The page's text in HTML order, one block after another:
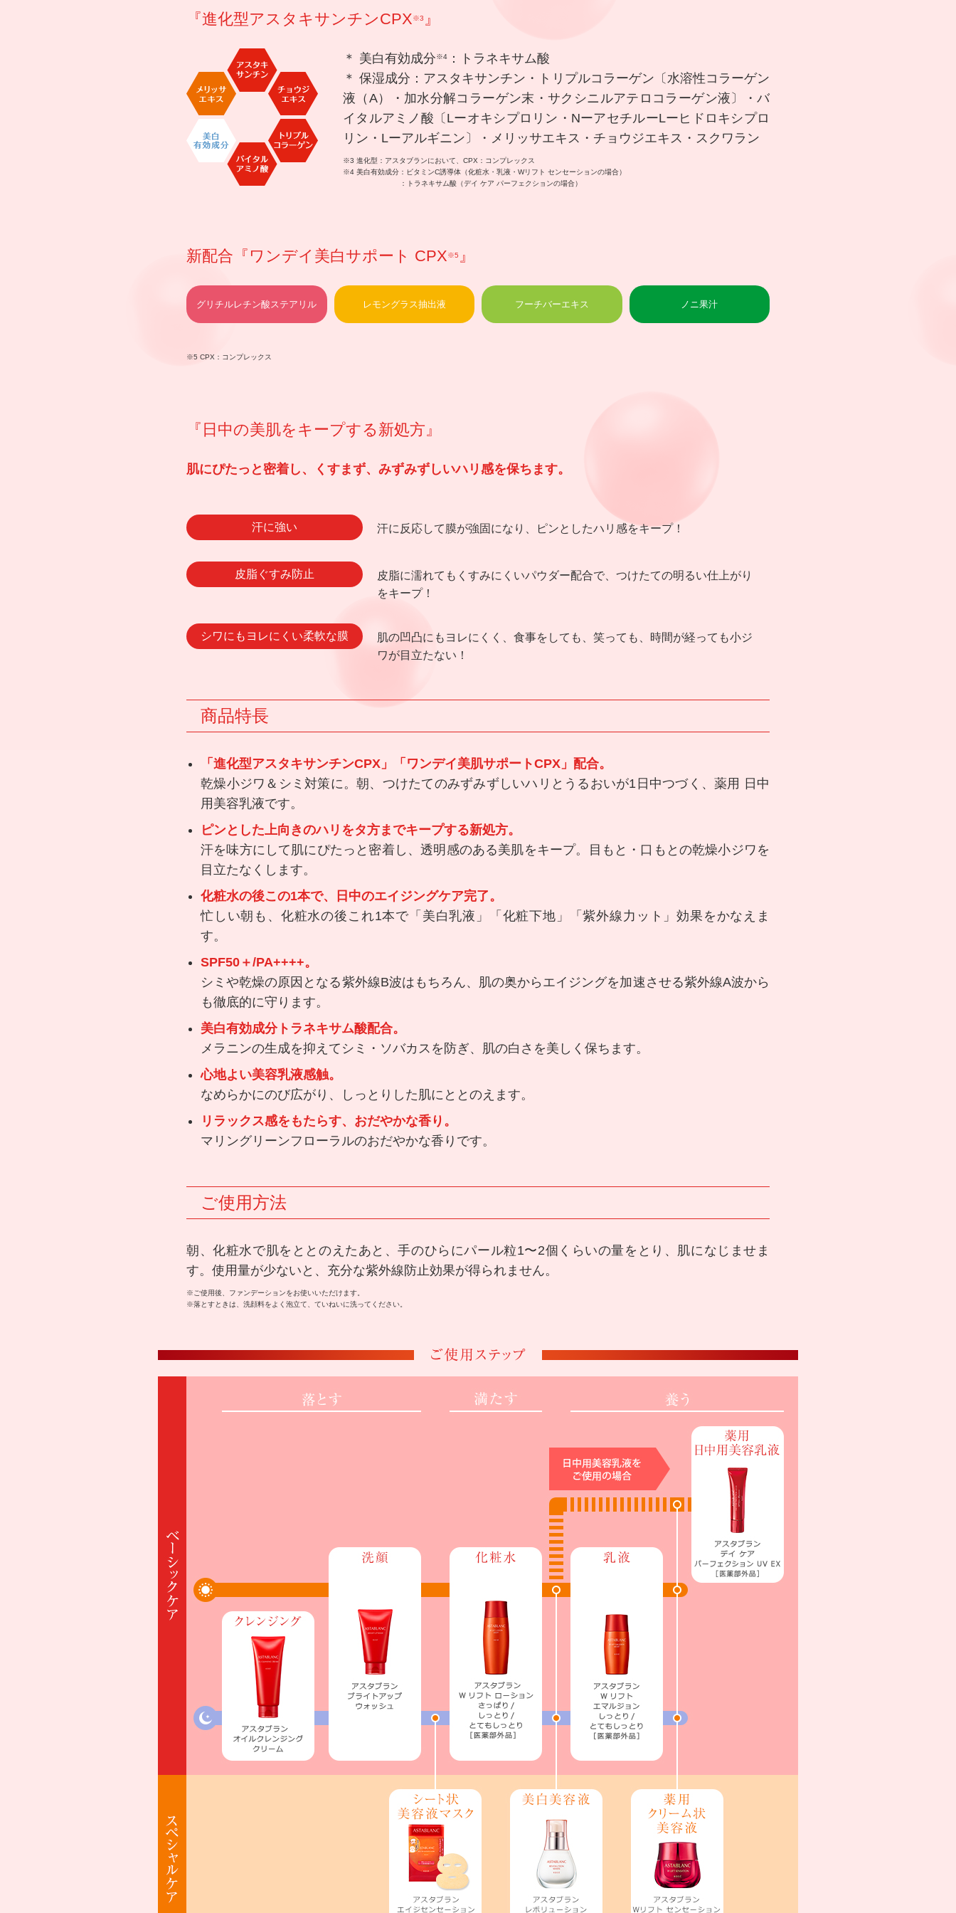
『進化型アスタキサンチンCPX※3 』
＊ 美白有効成分※4
：トラネキサム酸
＊ 保湿成分：アスタキサンチン・トリプルコラーゲン〔水溶性コラーゲン
液（A）・加水分解コラーゲン末・サクシニルアテロコラーゲン液〕・バ
イタルアミノ酸〔Lーオキシプロリン・NーアセチルーLーヒドロキシプロ
リン・Lーアルギニン〕・メリッサエキス・チョウジエキス・スクワラン
※3 進化型：アスタブランにおいて、CPX：コンプレックス
※4 美白有効成分：ビタミンC誘導体（化粧水・乳液・Wリフト センセーションの場合）
：トラネキサム酸（デイ ケア パーフェクションの場合）
新配合『ワンデイ美白サポート CPX※5 』
グリチルレチン酸ステアリル レモングラス抽出液 フーチバーエキス ノニ果汁
※5 CPX：コンプレックス
『日中の美肌をキープする新処方』
肌にぴたっと密着し、くすまず、みずみずしいハリ感を保ちます。
汗に強い 汗に反応して膜が強固になり、ピンとしたハリ感をキープ！
皮脂ぐすみ防止
皮脂に濡れてもくすみにくいパウダー配合で、つけたての明るい仕上がり
をキープ！
シワにもヨレにくい柔軟な膜
肌の凹凸にもヨレにくく、食事をしても、笑っても、時間が経っても小ジ
ワが目立たない！
商品特長
「進化型アスタキサンチンCPX」「ワンデイ美肌サポートCPX」配合。
乾燥小ジワ＆シミ対策に。朝、つけたてのみずみずしいハリとうるおいが1日中つづく、薬用 日中
用美容乳液です。
ピンとした上向きのハリをタ方までキープする新処方。
汗を味方にして肌にぴたっと密着し、透明感のある美肌をキープ。目もと・口もとの乾燥小ジワを
目立たなくします。
化粧水の後この1本で、日中のエイジングケア完了。
忙しい朝も、化粧水の後これ1本で「美白乳液」「化粧下地」「紫外線力ット」効果をかなえま
す。
SPF50＋/PA++++。
シミや乾燥の原因となる紫外線B波はもちろん、肌の奥からエイジングを加速させる紫外線A波から
も徹底的に守ります。
美白有効成分トラネキサム酸配合。
メラニンの生成を抑えてシミ・ソバカスを防ぎ、肌の白さを美しく保ちます。
心地よい美容乳液感触。
なめらかにのび広がり、しっとりした肌にととのえます。
リラックス感をもたらす、おだやかな香り。
マリングリーンフローラルのおだやかな香りです。
ご使用方法
朝、化粧水で肌をととのえたあと、手のひらにパール粒1〜2個くらいの量をとり、肌になじませま
す。使用量が少ないと、充分な紫外線防止効果が得られません。
※ご使用後、ファンデーションをお使いいただけます。
※落とすときは、洗顔料をよく泡立て、ていねいに洗ってください。